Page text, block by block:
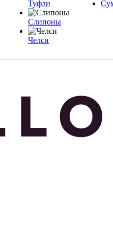
Туфли
Слипоны
Челси